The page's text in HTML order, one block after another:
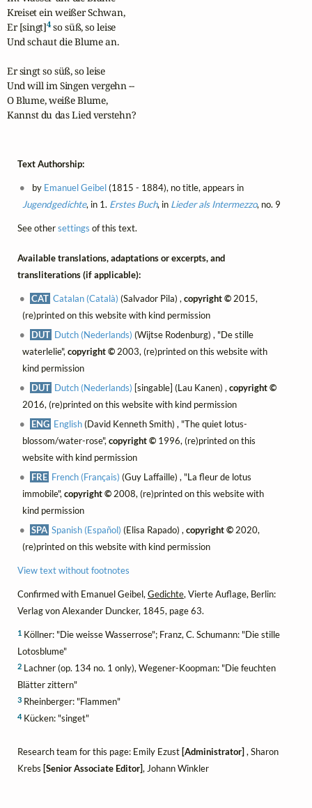
Kreiset ein weißer Schwan,
Er [singt]4 so süß, so leise
Und schaut die Blume an.
Er singt so süß, so leise
Und will im Singen vergehn --
O Blume, weiße Blume,
Kannst du das Lied verstehn?
Text Authorship:
by Emanuel Geibel(1815 - 1884), no title, appears in
Jugendgedichte, in 1. Erstes Buch, in Lieder als Intermezzo, no. 9
See othersettings of this text.
Available translations, adaptations or excerpts, and
transliterations (if applicable):
CAT Catalan (Català) (Salvador Pila) ,copyright © 2015,
(re)printed on this website with kind permission
DUT Dutch (Nederlands) (Wijtse Rodenburg) , "De stille
waterlelie", copyright ©2003, (re)printed on this website with
kind permission
DUT Dutch (Nederlands) [singable] (Lau Kanen) ,copyright ©
2016, (re)printed on this website with kind permission
ENG English(David Kenneth Smith) , "The quiet lotus-
blossom/water-rose", copyright ©1996, (re)printed on this
website with kind permission
FRE French (Français) (Guy Laffaille) , "La fleur de lotus
immobile", copyright ©2008, (re)printed on this website with
kind permission
SPA Spanish (Español) (Elisa Rapado) ,copyright © 2020,
(re)printed on this website with kind permission
View text without footnotes
Confirmed with Emanuel Geibel,Gedichte, Vierte Auflage, Berlin:
Verlag von Alexander Duncker, 1845, page 63.
1Köllner: "Die weisse Wasserrose"; Franz, C. Schumann: "Die stille
Lotosblume"
2Lachner (op. 134 no. 1 only), Wegener-Koopman: "Die feuchten
Blätter zittern"
3Rheinberger: "Flammen"
4Kücken: "singet"
Research team for this page: Emily Ezust [Administrator] , Sharon
Krebs [Senior Associate Editor], Johann Winkler